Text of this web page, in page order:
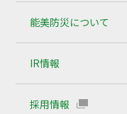
能美防災について
IR情報
採用情報